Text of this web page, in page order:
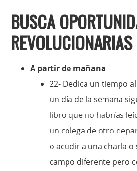
BUSCA
REVOLUCIONARIAS
A partir de mañana
22- Dedica un tiempo
un día de la semana
libro que no habrías
un colega de otro
o acudir a una charla
campo diferente pero